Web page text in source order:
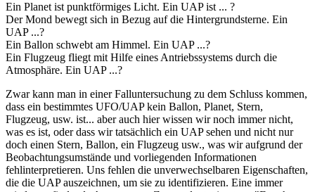
Ein Planet ist punktförmiges Licht. Ein UAP ist ... ?
Der Mond bewegt sich in Bezug auf die Hintergrundsterne. Ein
UAP ...?
Ein Ballon schwebt am Himmel. Ein UAP ...?
Ein Flugzeug fliegt mit Hilfe eines Antriebssystems durch die
Atmosphäre. Ein UAP ...?
Zwar kann man in einer Falluntersuchung zu dem Schluss kommen,
dass ein bestimmtes UFO/UAP kein Ballon, Planet, Stern,
Flugzeug, usw. ist... aber auch hier wissen wir noch immer nicht,
was es ist, oder dass wir tatsächlich ein UAP sehen und nicht nur
doch einen Stern, Ballon, ein Flugzeug usw., was wir aufgrund der
Beobachtungsumstände und vorliegenden Informationen
fehlinterpretieren. Uns fehlen die unverwechselbaren Eigenschaften,
die die UAP auszeichnen, um sie zu identifizieren. Eine immer